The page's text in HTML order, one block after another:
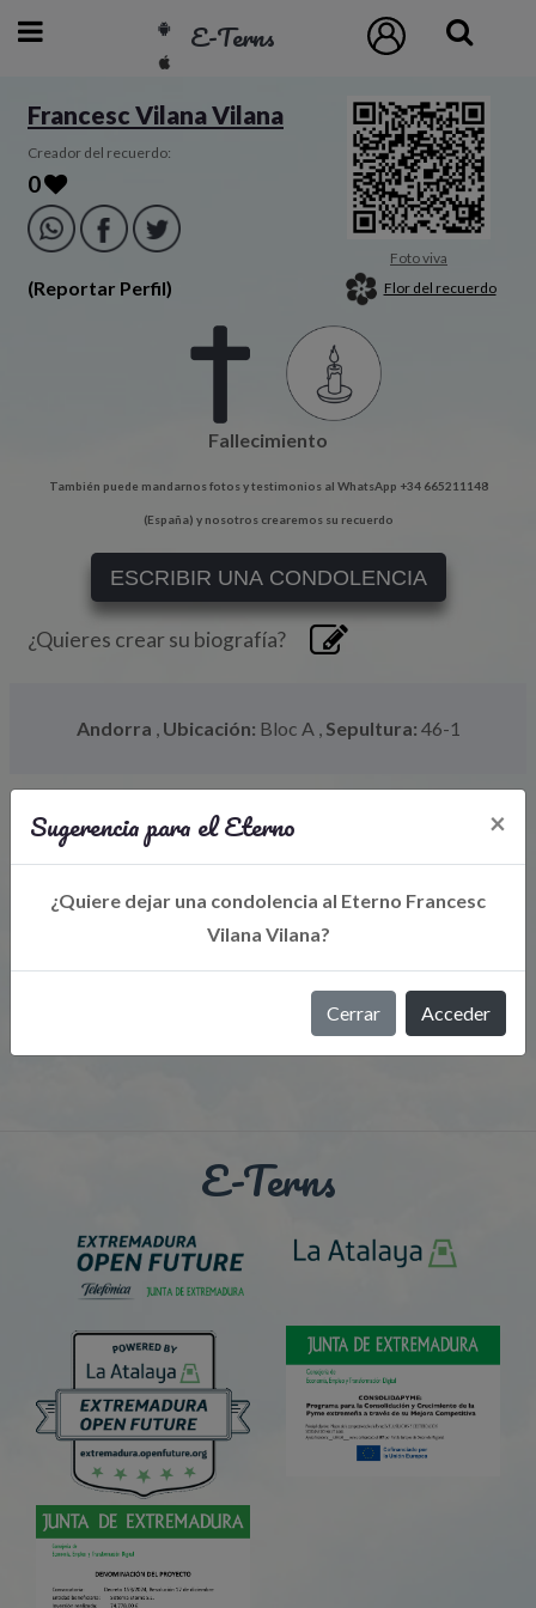
E-Terns
ESP
ENG
POR
Inicio
Acceso
Francesc Vilana Vilana
Creador del recuerdo:
0
(Reportar Perfil)
Foto viva
Flor del recuerdo
Fallecimiento
También puede mandarnos fotos y testimonios al WhatsApp +34 665211148
(España) y nosotros crearemos su recuerdo
ESCRIBIR UNA CONDOLENCIA
¿Quieres crear su biografía?
Andorra , Ubicación: Bloc A , Sepultura: 46-1
Libro de Eterno
Sugerencia para el Eterno ×
¿Quiere dejar una condolencia al Eterno Francesc
Vilana Vilana?
Cerrar Acceder
E-Terns